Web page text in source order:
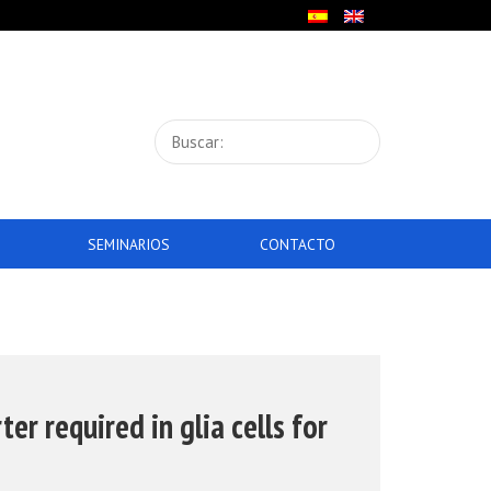
SEMINARIOS CONTACTO
required in glia cells for